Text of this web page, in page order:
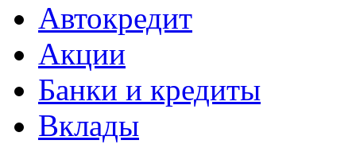
Автокредит
Акции
Банки и кредиты
Вклады